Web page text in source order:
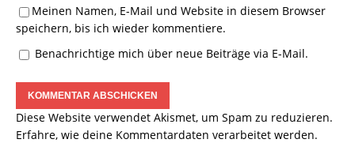
Meinen Namen, E-Mail und Website in diesem Browser
speichern, bis ich wieder kommentiere.
Benachrichtige mich über neue Beiträge via E-Mail.
Diese Website verwendet Akismet, um Spam zu reduzieren.
Erfahre, wie deine Kommentardaten verarbeitet werden.